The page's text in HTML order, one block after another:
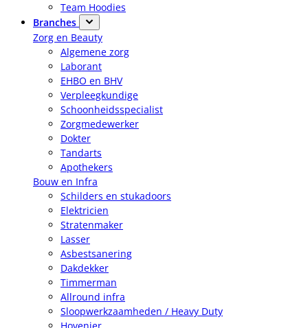
Team Hoodies
Branches
Zorg en Beauty
Algemene zorg
Laborant
EHBO en BHV
Verpleegkundige
Schoonheidsspecialist
Zorgmedewerker
Dokter
Tandarts
Apothekers
Bouw en Infra
Schilders en stukadoors
Elektricien
Stratenmaker
Lasser
Asbestsanering
Dakdekker
Timmerman
Allround infra
Sloopwerkzaamheden / Heavy Duty